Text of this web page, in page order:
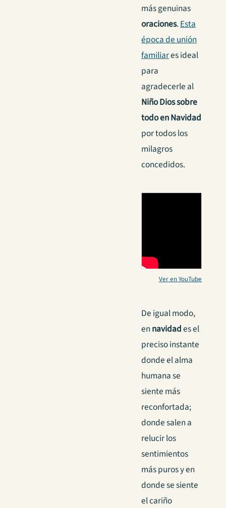
más genuinas
oraciones.Esta
época de unión
familiares ideal
para
agradecerle al
Niño Dios sobre
todo en Navidad
por todos los
milagros
concedidos.
Ver en YouTube
De igual modo,
ennavidades el
preciso instante
donde el alma
humana se
siente más
reconfortada;
donde salen a
relucir los
sentimientos
más puros y en
donde se siente
el cariño